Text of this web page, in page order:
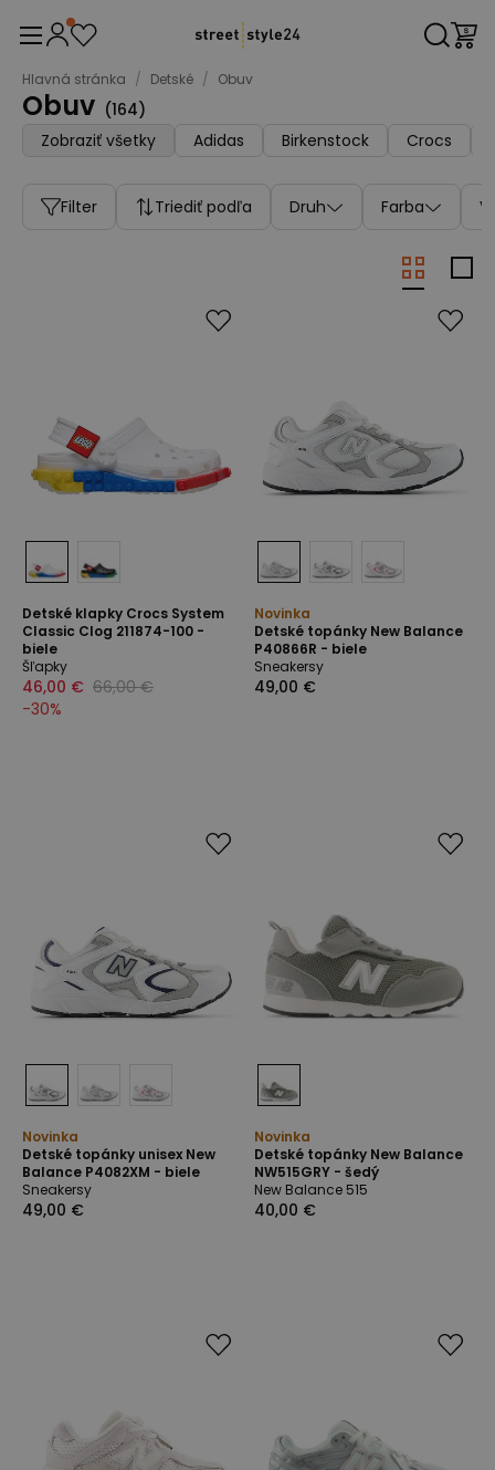
Hlavná stránka / Detské / Obuv
Obuv (164)
Zobraziť všetky
Adidas Birkenstock Crocs
Filter Triediť podľa Druh Farba
Detské klapky Crocs System
Classic Clog 211874-100 -
biele
Šľapky
46,00 € 66,00 €
-30%
Novinka
Detské topánky New Balance
P40866R - biele
Sneakersy
49,00 €
Novinka
Detské topánky unisex New
Balance P4082XM - biele
Sneakersy
49,00 €
Novinka
Detské topánky New Balance
NW515GRY - šedý
New Balance 515
40,00 €